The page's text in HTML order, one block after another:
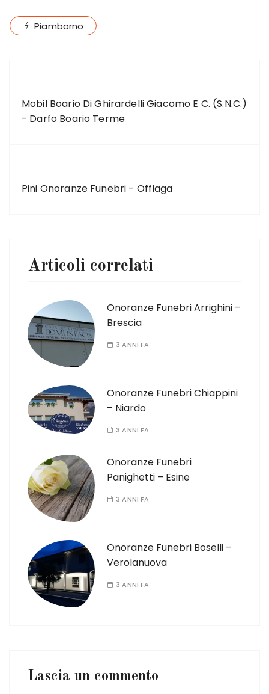
Piamborno
Mobil Boario Di Ghirardelli Giacomo E C. (S.N.C.)
- Darfo Boario Terme
Pini Onoranze Funebri - Offlaga
Articoli correlati
Onoranze Funebri Arrighini –
Brescia
3 ANNI FA
Onoranze Funebri Chiappini
– Niardo
3 ANNI FA
Onoranze Funebri
Panighetti – Esine
3 ANNI FA
Onoranze Funebri Boselli –
Verolanuova
3 ANNI FA
Lascia un commento